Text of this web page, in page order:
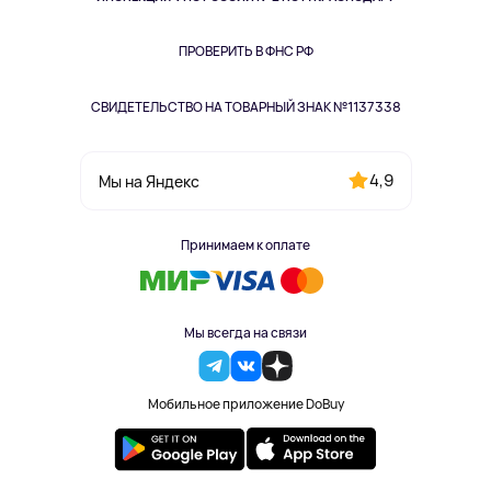
ПРОВЕРИТЬ В ФНС РФ
СВИДЕТЕЛЬСТВО НА ТОВАРНЫЙ ЗНАК №1137338
Мы на Яндекс 4,9
Принимаем к оплате
Мы всегда на связи
Мобильное приложение DoBuy
Одежда и аксессуары